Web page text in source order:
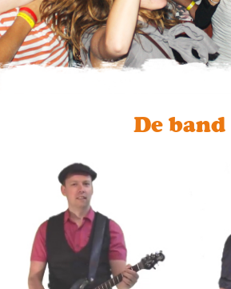
De band